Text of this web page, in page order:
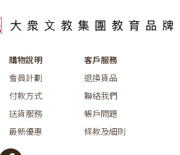
購物說明
會員計劃
付款方式
送貨服務
最新優惠
客戶服務
退換貨品
聯絡我們
帳戶問題
條款及細則